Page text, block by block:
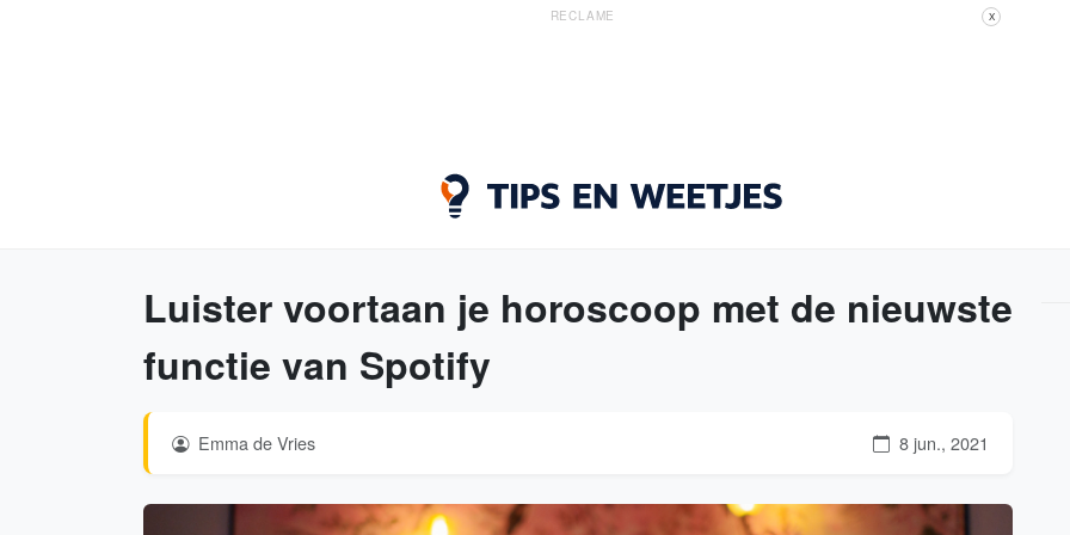
RECLAME X
Luister voortaan je horoscoop met de nieuwste
functie van Spotify
Emma de Vries 8 jun., 2021